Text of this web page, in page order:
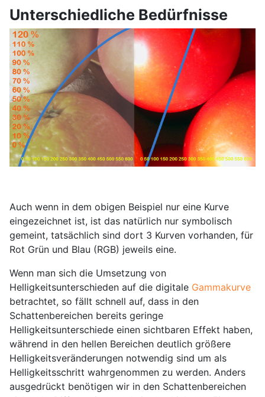
Unterschiedliche Bedürfnisse
Auch wenn in dem obigen Beispiel nur eine Kurve
eingezeichnet ist, ist das natürlich nur symbolisch
gemeint, tatsächlich sind dort 3 Kurven vorhanden, für
Rot Grün und Blau (RGB) jeweils eine.
Wenn man sich die Umsetzung von
Helligkeitsunterschieden auf die digitale Gammakurve
betrachtet, so fällt schnell auf, dass in den
Schattenbereichen bereits geringe
Helligkeitsunterschiede einen sichtbaren Effekt haben,
während in den hellen Bereichen deutlich größere
Helligkeitsveränderungen notwendig sind um als
Helligkeitsschritt wahrgenommen zu werden. Anders
ausgedrückt benötigen wir in den Schattenbereichen